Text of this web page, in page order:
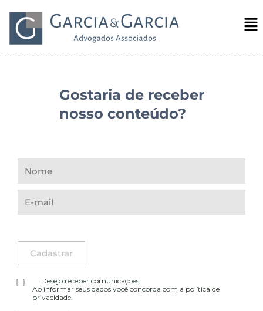
Gostaria de receber
nosso conteúdo?
Desejo receber comunicações.
Ao informar seus dados você concorda com a política de
privacidade.